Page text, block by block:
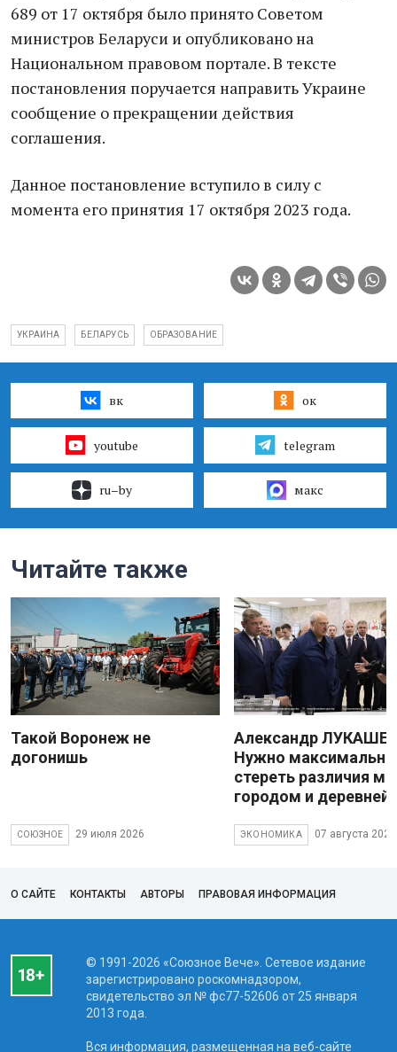
689 от 17 октября было принято Советом
министров Беларуси и опубликовано на
Национальном правовом портале. В тексте
постановления поручается направить Украине
сообщение о прекращении действия
соглашения.
Данное постановление вступило в силу с
момента его принятия 17 октября 2023 года.
УКРАИНА БЕЛАРУСЬ ОБРАЗОВАНИЕ
вк ок
youtube telegram
ru–by макс
Читайте также
Такой Воронеж не
догонишь
СОЮЗНОЕ 29 июля 2026
Александр
Нужно максимально
стереть различия
городом и деревней
ЭКОНОМИКА 07 августа 2026
О САЙТЕ КОНТАКТЫ АВТОРЫ ПРАВОВАЯ ИНФОРМАЦИЯ
© 1991-2026 «Союзное Вече». Сетевое издание
зарегистрировано роскомнадзором,
свидетельство эл № фc77-52606 от 25 января
2013 года.
Вся информация, размещенная на веб-сайте